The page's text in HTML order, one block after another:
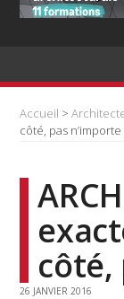
Accueil >
côté, pas
côté,
26 JANVIER 2016